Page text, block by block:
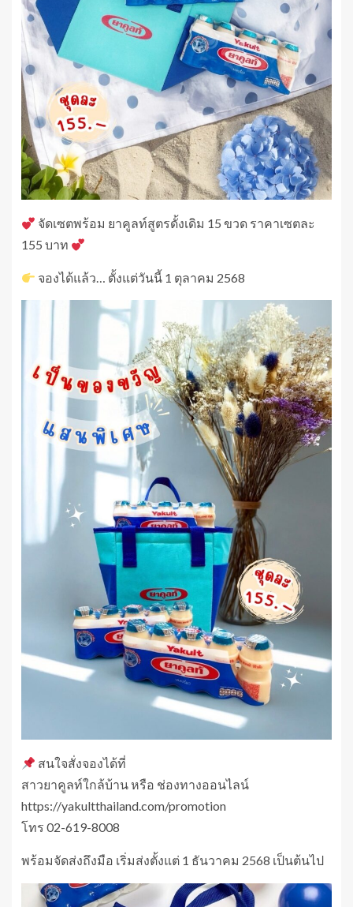
จัดเซตพร้อม ยาคูลท์สูตรดั้งเดิม 15 ขวด ราคาเซตละ
155 บาท
จองได้แล้ว… ตั้งแต่วันนี้ 1 ตุลาคม 2568
สนใจสั่งจองได้ที่
สาวยาคูลท์ใกล้บ้าน หรือ ช่องทางออนไลน์
https://yakultthailand.com/promotion
โทร 02-619-8008
พร้อมจัดส่งถึงมือ เริ่มส่งตั้งแต่ 1 ธันวาคม 2568 เป็นต้นไป